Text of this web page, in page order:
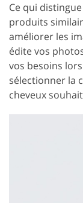
Ce qui
produits
améliorer les
édite vos
vos besoins
sélectionner la
cheveux